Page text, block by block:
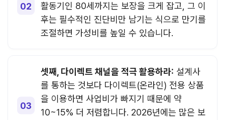
활동기인 80세까지는 보장을 크게 잡고, 그 이
후는 필수적인 진단비만 남기는 식으로 만기를
조절하면 가성비를 높일 수 있습니다.
셋째, 다이렉트 채널을 적극 활용하라: 설계사
를 통하는 것보다 다이렉트(온라인) 전용 상품
을 이용하면 사업비가 빠지기 때문에 약
10~15% 더 저렴합니다. 2026년에는 많은 보